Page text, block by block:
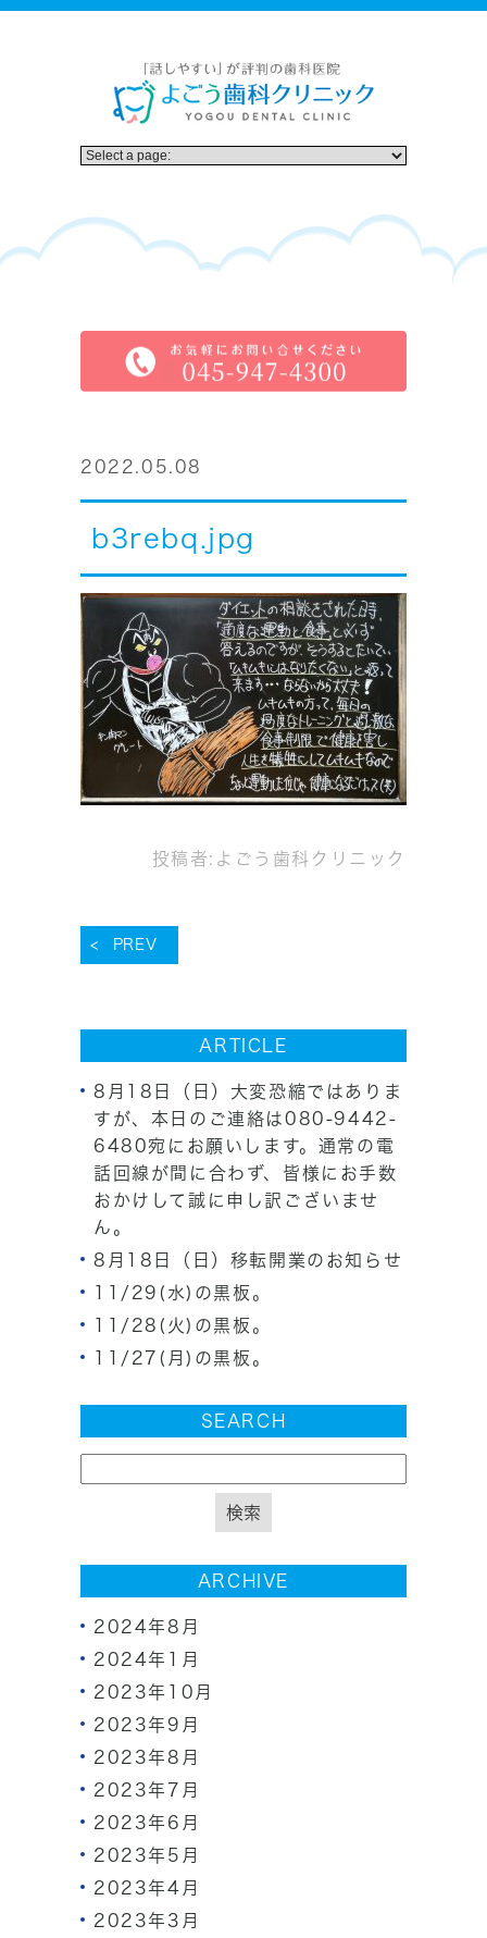
2022.05.08
b3rebq.jpg
投稿者: よごう歯科クリニック
PREV
ARTICLE
8月18日（日）大変恐縮ではありま
すが、本日のご連絡は080-9442-
6480宛にお願いします。通常の電
話回線が間に合わず、皆様にお手数
おかけして誠に申し訳ございませ
ん。
8月18日（日）移転開業のお知らせ
11/29(水)の黒板。
11/28(火)の黒板。
11/27(月)の黒板。
SEARCH
ARCHIVE
2024年8月
2024年1月
2023年10月
2023年9月
2023年8月
2023年7月
2023年6月
2023年5月
2023年4月
2023年3月